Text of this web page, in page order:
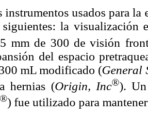
instrumentos usados para
la visualización
mm de 300 de visión
del espacio
mL modificado (General
hernias (Origin, Inc®). Un
®) fue utilizado para